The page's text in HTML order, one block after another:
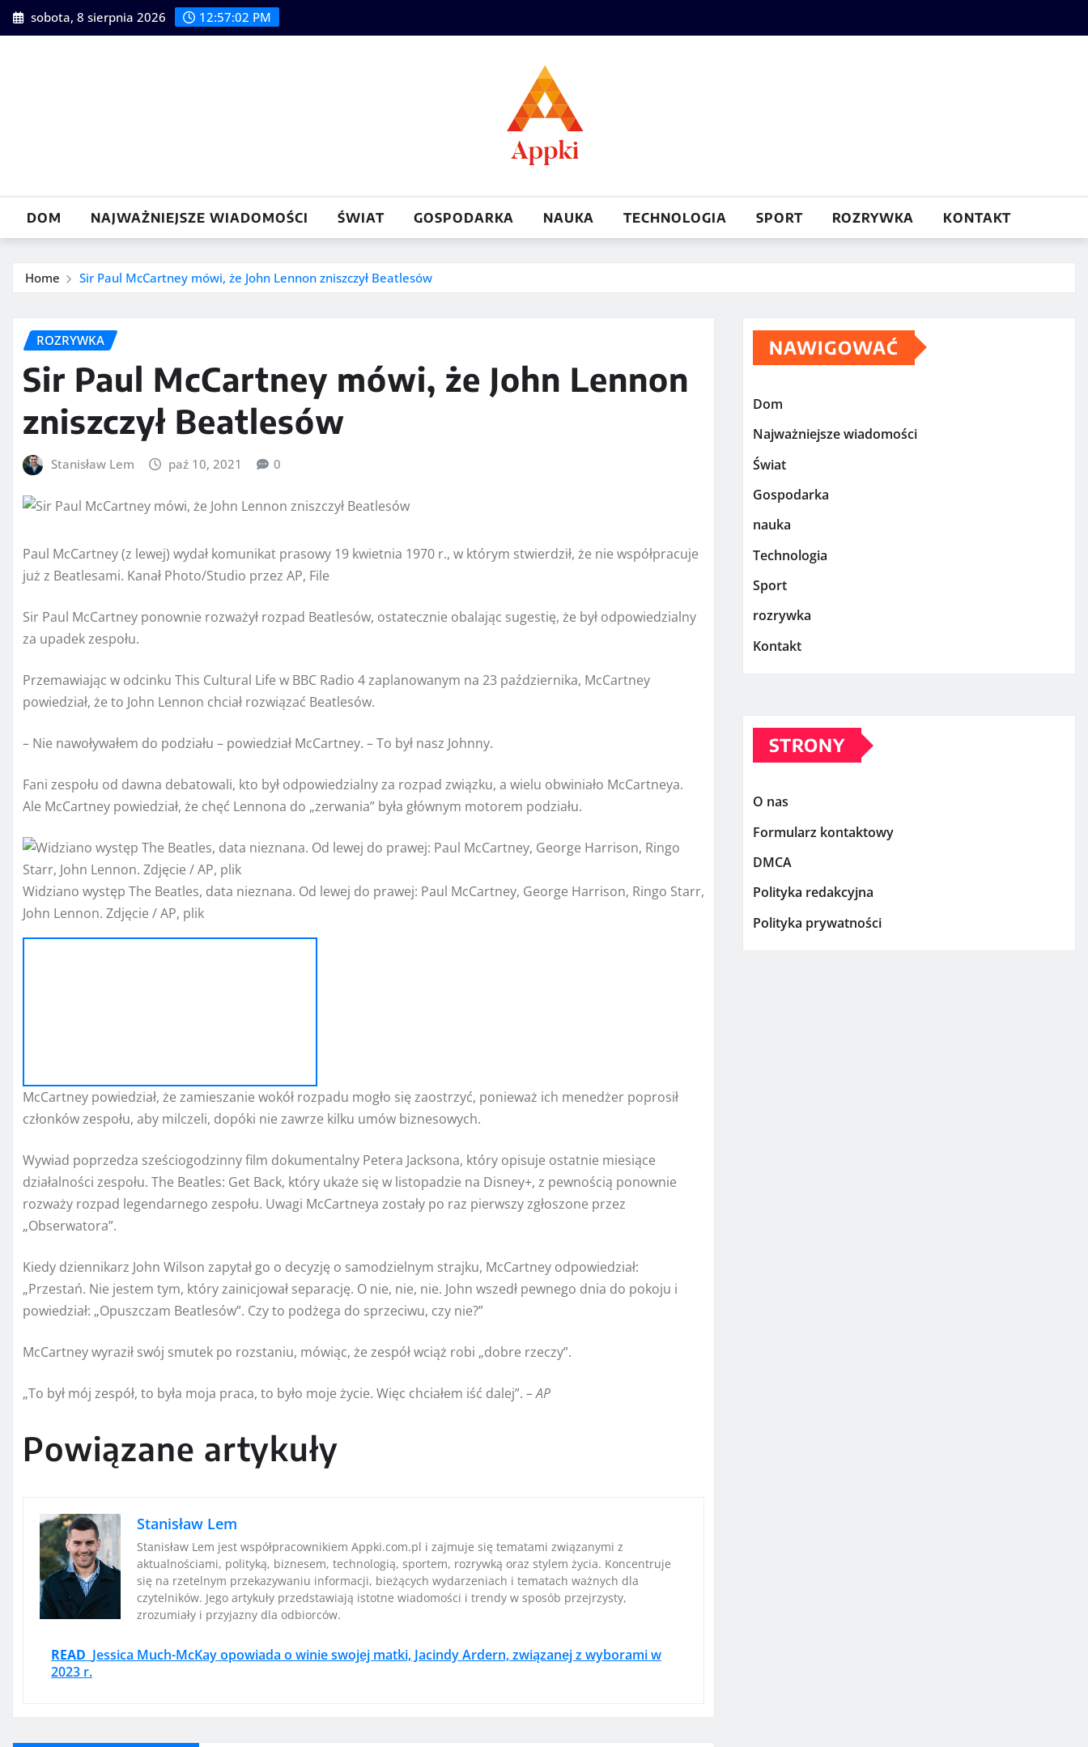
Skip
to
sobota, 8 sierpnia 2026 12:57:03 PM
DOM NAJWAŻNIEJSZE WIADOMOŚCI ŚWIAT GOSPODARKA NAUKA TECHNOLOGIA SPORT ROZRYWKA KONTAKT
Home Sir Paul McCartney mówi, że John Lennon zniszczył Beatlesów
ROZRYWKA
Sir Paul McCartney mówi, że John Lennon
zniszczył Beatlesów
Stanisław Lem paź 10, 2021 0
Paul McCartney (z lewej) wydał komunikat prasowy 19 kwietnia 1970 r., w którym stwierdził, że nie współpracuje
już z Beatlesami. Kanał Photo/Studio przez AP, File
Sir Paul McCartney ponownie rozważył rozpad Beatlesów, ostatecznie obalając sugestię, że był odpowiedzialny
za upadek zespołu.
Przemawiając w odcinku This Cultural Life w BBC Radio 4 zaplanowanym na 23 października, McCartney
powiedział, że to John Lennon chciał rozwiązać Beatlesów.
– Nie nawoływałem do podziału – powiedział McCartney. – To był nasz Johnny.
Fani zespołu od dawna debatowali, kto był odpowiedzialny za rozpad związku, a wielu obwiniało McCartneya.
Ale McCartney powiedział, że chęć Lennona do „zerwania” była głównym motorem podziału.
Widziano występ The Beatles, data nieznana. Od lewej do prawej: Paul McCartney, George Harrison, Ringo Starr,
John Lennon. Zdjęcie / AP, plik
McCartney powiedział, że zamieszanie wokół rozpadu mogło się zaostrzyć, ponieważ ich menedżer poprosił
członków zespołu, aby milczeli, dopóki nie zawrze kilku umów biznesowych.
Wywiad poprzedza sześciogodzinny film dokumentalny Petera Jacksona, który opisuje ostatnie miesiące
działalności zespołu. The Beatles: Get Back, który ukaże się w listopadzie na Disney+, z pewnością ponownie
rozważy rozpad legendarnego zespołu. Uwagi McCartneya zostały po raz pierwszy zgłoszone przez
„Obserwatora”.
Kiedy dziennikarz John Wilson zapytał go o decyzję o samodzielnym strajku, McCartney odpowiedział:
„Przestań. Nie jestem tym, który zainicjował separację. O nie, nie, nie. John wszedł pewnego dnia do pokoju i
powiedział: „Opuszczam Beatlesów”. Czy to podżega do sprzeciwu, czy nie?”
McCartney wyraził swój smutek po rozstaniu, mówiąc, że zespół wciąż robi „dobre rzeczy”.
„To był mój zespół, to była moja praca, to było moje życie. Więc chciałem iść dalej”. – AP
Powiązane artykuły
Stanisław Lem
Stanisław Lem jest współpracownikiem Appki.com.pl i zajmuje się tematami związanymi z
aktualnościami, polityką, biznesem, technologią, sportem, rozrywką oraz stylem życia. Koncentruje
się na rzetelnym przekazywaniu informacji, bieżących wydarzeniach i tematach ważnych dla
czytelników. Jego artykuły przedstawiają istotne wiadomości i trendy w sposób przejrzysty,
zrozumiały i przyjazny dla odbiorców.
READ Jessica Much-McKay opowiada o winie swojej matki, Jacindy Ardern, związanej z wyborami w
2023 r.
NAWIGOWAĆ
Dom
Najważniejsze wiadomości
Świat
Gospodarka
nauka
Technologia
Sport
rozrywka
Kontakt
STRONY
O nas
Formularz kontaktowy
DMCA
Polityka redakcyjna
Polityka prywatności